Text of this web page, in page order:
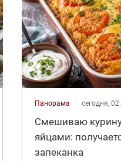
Панорама сегодня,
Смешиваю
яйцами:
запеканка